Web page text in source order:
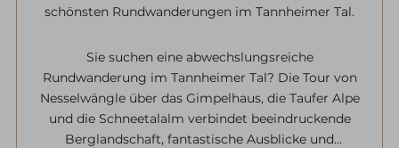
schönsten Rundwanderungen im Tannheimer Tal.
Sie suchen eine abwechslungsreiche
Rundwanderung im Tannheimer Tal? Die Tour von
Nesselwängle über das Gimpelhaus, die Taufer Alpe
und die Schneetalalm verbindet beeindruckende
Berglandschaft, fantastische Ausblicke und